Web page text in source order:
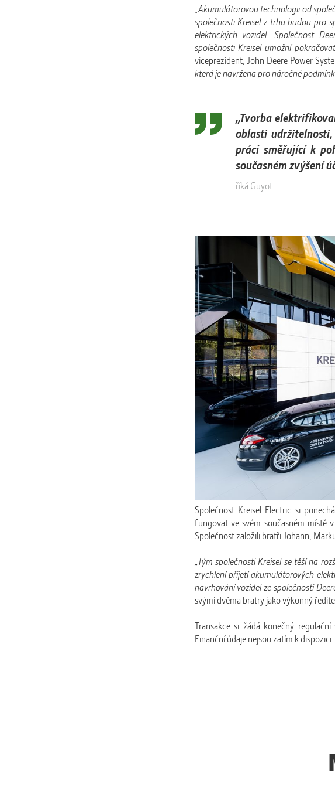
„Akumulátorovou technologii od
společnosti Kreisel z trhu budou pro
elektrických vozidel. Společnost
společnosti Kreisel umožní
viceprezident, John Deere Power
která je navržena pro náročné
„Tvorba
oblasti
práci směřující k
současném zvýšení
říká Guyot.
Společnost Kreisel Electric si
fungovat ve svém současném místě
Společnost založili bratři Johann,
„Tým společnosti Kreisel se těší na
zrychlení přijetí akumulátorových
navrhování vozidel ze společnosti
svými dvěma bratry jako výkonný
Transakce si žádá konečný
Finanční údaje nejsou zatím k dispozici.